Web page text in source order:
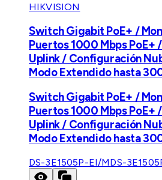
HIKVISION
Switch Gigabit PoE+ /
Puertos 1000 Mbps PoE+
Uplink / Configuración
Modo Extendido hasta
Switch Gigabit PoE+ /
Puertos 1000 Mbps PoE+
Uplink / Configuración
Modo Extendido hasta
DS-3E1505P-EI/MDS-